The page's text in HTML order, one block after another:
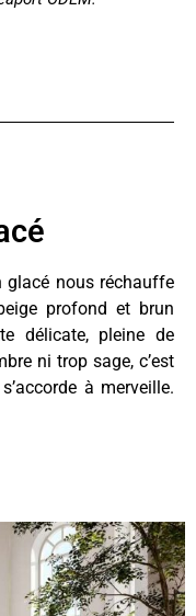
glacé nous réchauffe
profond et brun
délicate, pleine de
ni trop sage, c’est
à merveille.